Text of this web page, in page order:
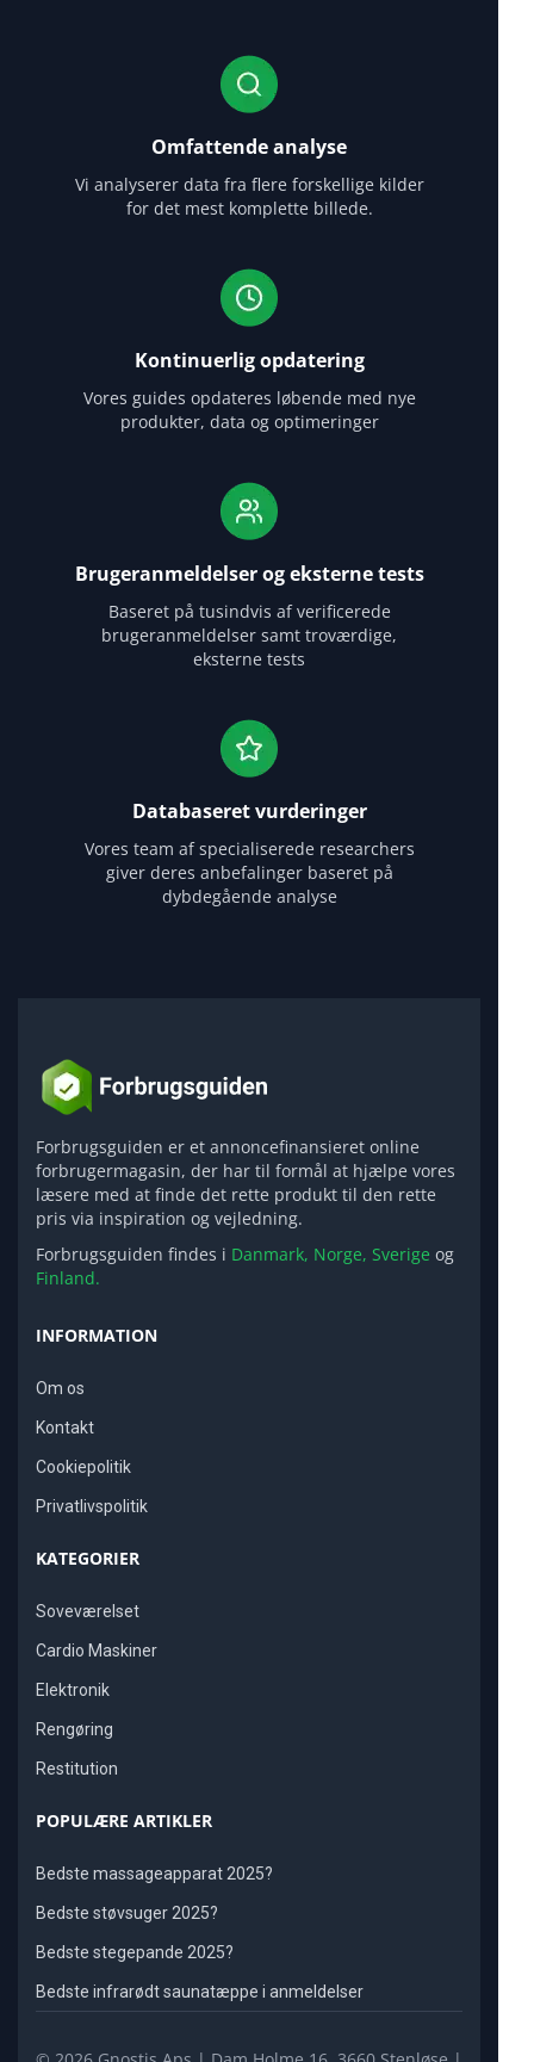
Omfattende analyse
Vi analyserer data fra flere forskellige kilder
for det mest komplette billede.
Kontinuerlig opdatering
Vores guides opdateres løbende med nye
produkter, data og optimeringer
Brugeranmeldelser og eksterne tests
Baseret på tusindvis af verificerede
brugeranmeldelser samt troværdige,
eksterne tests
Databaseret vurderinger
Vores team af specialiserede researchers
giver deres anbefalinger baseret på
dybdegående analyse
Forbrugsguiden er et annoncefinansieret online
forbrugermagasin, der har til formål at hjælpe vores
læsere med at finde det rette produkt til den rette
pris via inspiration og vejledning.
Forbrugsguiden findes i Danmark, Norge, Sverige og
Finland.
INFORMATION
Om os
Kontakt
Cookiepolitik
Privatlivspolitik
KATEGORIER
Soveværelset
Cardio Maskiner
Elektronik
Rengøring
Restitution
POPULÆRE ARTIKLER
Bedste massageapparat 2025?
Bedste støvsuger 2025?
Bedste stegepande 2025?
Bedste infrarødt saunatæppe i anmeldelser